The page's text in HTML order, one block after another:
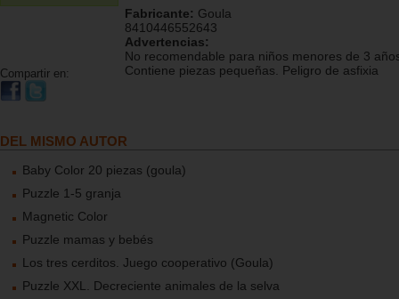
Compartir en:
Fabricante: Goula
8410446552643
Advertencias:
No recomendable para niños menores de 3
Contiene piezas pequeñas. Peligro de asfixia
DEL MISMO AUTOR
Baby Color 20 piezas (goula)
Puzzle 1-5 granja
Magnetic Color
Puzzle mamas y bebés
Los tres cerditos. Juego cooperativo (Goula)
Puzzle XXL. Decreciente animales de la selva